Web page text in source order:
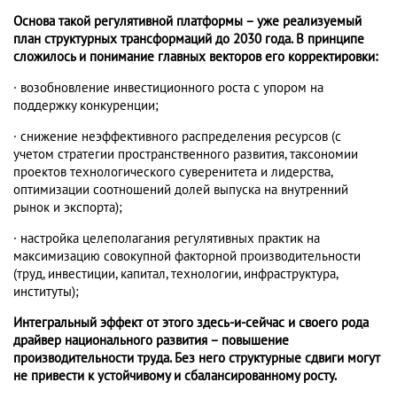
Основа такой регулятивной платформы – уже реализуемый
план структурных трансформаций до 2030 года. В принципе
сложилось и понимание главных векторов его корректировки:
· возобновление инвестиционного роста с упором на
поддержку конкуренции;
· снижение неэффективного распределения ресурсов (с
учетом стратегии пространственного развития, таксономии
проектов технологического суверенитета и лидерства,
оптимизации соотношений долей выпуска на внутренний
рынок и экспорта);
· настройка целеполагания регулятивных практик на
максимизацию совокупной факторной производительности
(труд, инвестиции, капитал, технологии, инфраструктура,
институты);
Интегральный эффект от этого здесь-и-сейчас и своего рода
драйвер национального развития – повышение
производительности труда. Без него структурные сдвиги могут
не привести к устойчивому и сбалансированному росту.